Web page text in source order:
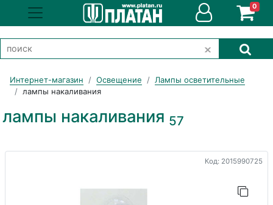
0
Интернет-магазин Освещение
Лампы осветительные
лампы накаливания
лампы накаливания 57
Код: 2015990725